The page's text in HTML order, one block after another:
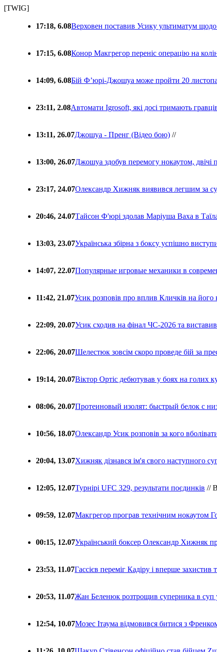
[TWIG]
17:18, 6.08Верховен поставив Усику ультиматум
17:15, 6.08Конор Макгрегор переніс операцію на
14:09, 6.08Бій Ф’юрі-Джошуа може пройти 20
23:11, 2.08Автомати Igrosoft, які досі тримають
13:11, 26.07Джошуа - Пренг (Відео бою) //
13:00, 26.07Джошуа здобув перемогу нокаутом, двічі
23:17, 24.07Олександр Хижняк виявився легшим за
20:46, 24.07Тайсон Ф'юрі здолав Маріуша Ваха в
13:03, 23.07Українська збірна з боксу успішно
14:07, 22.07Популярные игровые механики в
11:42, 21.07Усик розповів про вплив Кличків на його
22:09, 20.07Усик сходив на фінал ЧС-2026 та
22:06, 20.07Шелестюк зовсім скоро проведе бій за
19:14, 20.07Віктор Ортіс дебютував у боях на голих
08:06, 20.07Протеиновый изолят: быстрый белок с
10:56, 18.07Олександр Усик розповів за кого
20:04, 13.07Хижняк дізнався ім'я свого наступного
12:05, 12.07Турнірі UFC 329, результати поєдинків //
09:59, 12.07Макгрегор програв технічним нокаутом
00:15, 12.07Український боксер Олександр Хижняк
23:53, 11.07Гассієв переміг Кадіру і вперше захистив
20:53, 11.07Жан Беленюк розтрощив суперника в
12:54, 10.07Мозес Ітаума відмовився битися з